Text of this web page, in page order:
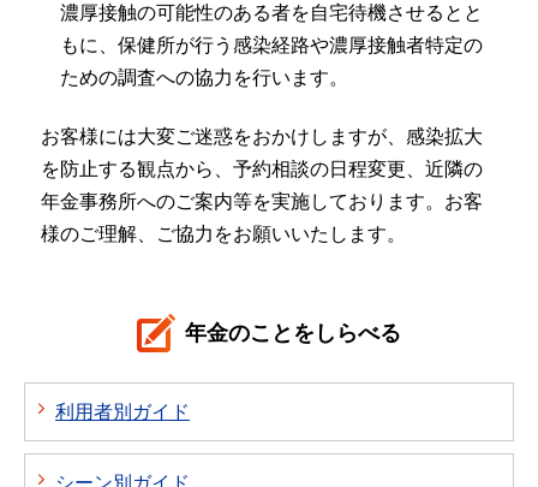
濃厚接触の可能性のある者を自宅待機させるとと
もに、保健所が行う感染経路や濃厚接触者特定の
ための調査への協力を行います。
お客様には大変ご迷惑をおかけしますが、感染拡大
を防止する観点から、予約相談の日程変更、近隣の
年金事務所へのご案内等を実施しております。お客
様のご理解、ご協力をお願いいたします。
年金のことをしらべる
利用者別ガイド
シーン別ガイド